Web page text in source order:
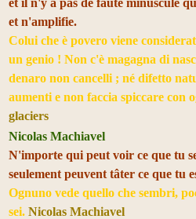
et n'amplifie.
Colui che è povero viene
un genio ! Non c'è magagna di
denaro non cancelli ; né difetto
aumenti e non faccia spiccare con
glaciers
Nicolas Machiavel
N'importe qui peut voir ce que tu
seulement peuvent tâter ce que tu
Ognuno vede quello che sembri,
sei. Nicolas Machiavel